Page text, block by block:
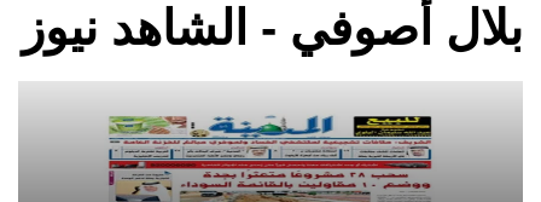
بلال أصوفي - الشاهد نيوز